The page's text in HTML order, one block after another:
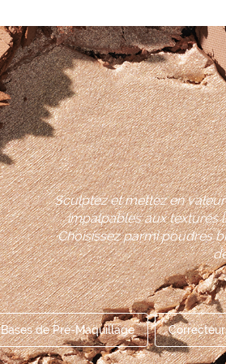
Sculptez et mettez en
impalpables aux textures
Choisissez parmi poudres
Bases de Pré-Maquillage